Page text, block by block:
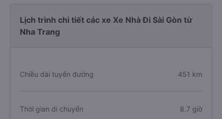
Lịch trình chi tiết các xe Xe Nhà Đi Sài Gòn từ
Nha Trang
Chiều dài tuyến đường 451 km
Thời gian di chuyển 8.7 giờ